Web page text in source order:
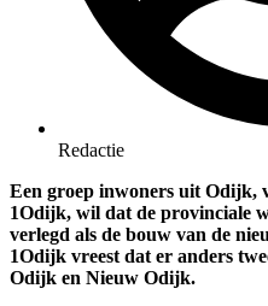
Redactie
Een groep inwoners uit Odijk,
1Odijk, wil dat de provinciale
verlegd als de bouw van de
1Odijk vreest dat er anders
Odijk en Nieuw Odijk.